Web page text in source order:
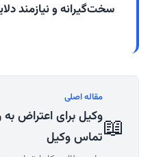
سخت‌گیرانه و نیازمند
📖
مقاله اصلی
وکیل برای اعتراض
تماس وکیل